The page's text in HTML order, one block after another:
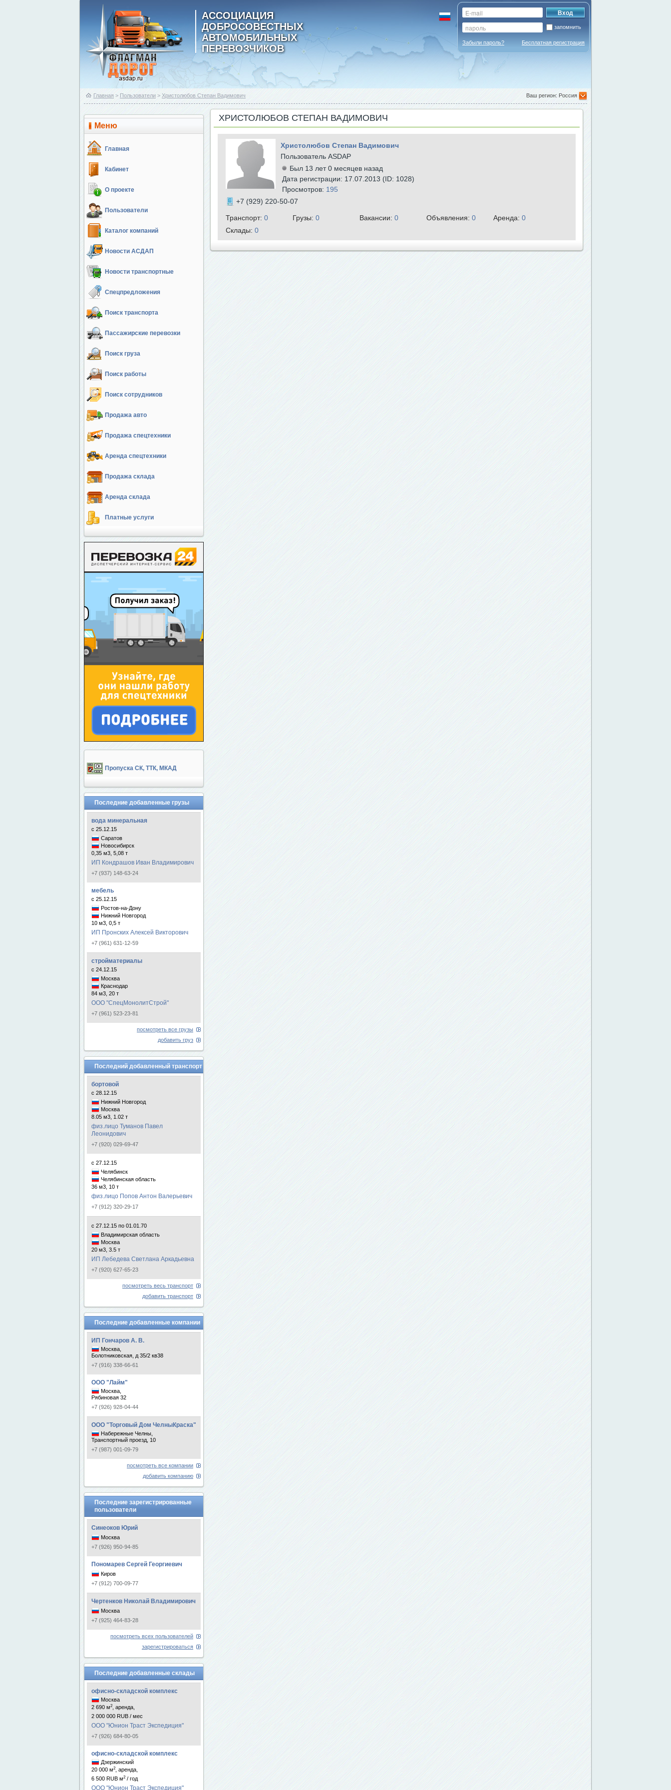
АССОЦИАЦИЯ
ДОБРОСОВЕСТНЫХ
АВТОМОБИЛЬНЫХ
ПЕРЕВОЗЧИКОВ
запомнить
Забыли пароль? Бесплатная регистрация
Главная > Пользователи > Христолюбов Степан Вадимович Ваш регион: Россия
Меню
Главная
Кабинет
О проекте
Пользователи
Каталог компаний
Новости АСДАП
Новости транспортные
Спецпредложения
Поиск транспорта
Пассажирские перевозки
Поиск груза
Поиск работы
Поиск сотрудников
Продажа авто
Продажа спецтехники
Аренда спецтехники
Продажа склада
Аренда склада
Платные услуги
Пропуска СК, ТТК, МКАД
Последние добавленные грузы
вода минеральная
с 25.12.15
Саратов
Новосибирск
0,35 м3, 5,08 т
ИП Кондрашов Иван Владимирович
+7 (937) 148-63-24
мебель
с 25.12.15
Ростов-на-Дону
Нижний Новгород
10 м3, 0,5 т
ИП Пронских Алексей Викторович
+7 (961) 631-12-59
стройматериалы
с 24.12.15
Москва
Краснодар
84 м3, 20 т
ООО "СпецМонолитСтрой"
+7 (961) 523-23-81
посмотреть все грузы
добавить груз
Последний добавленный транспорт
бортовой
с 28.12.15
Нижний Новгород
Москва
8.05 м3, 1.02 т
физ.лицо Туманов Павел
Леонидович
+7 (920) 029-69-47
с 27.12.15
Челябинск
Челябинская область
36 м3, 10 т
физ.лицо Попов Антон Валерьевич
+7 (912) 320-29-17
с 27.12.15 по 01.01.70
Владимирская область
Москва
20 м3, 3.5 т
ИП Лебедева Светлана Аркадьевна
+7 (920) 627-65-23
посмотреть весь транспорт
добавить транспорт
Последние добавленные компании
ИП Гончаров А. В.
Москва,
Болотниковская, д 35/2 кв38
+7 (916) 338-66-61
ООО "Лайм"
Москва,
Рябиновая 32
+7 (926) 928-04-44
ООО "Торговый Дом ЧелныКраска"
Набережные Челны,
Транспортный проезд, 10
+7 (987) 001-09-79
посмотреть все компании
добавить компанию
Последние зарегистрированные
пользователи
Синеоков Юрий
Москва
+7 (926) 950-94-85
Пономарев Сергей Георгиевич
Киров
+7 (912) 700-09-77
Чертенков Николай Владимирович
Москва
+7 (925) 464-83-28
посмотреть всех пользователей
зарегистрироваться
Последние добавленные склады
офисно-складской комплекс
Москва
2 690 м2
, аренда,
2 000 000 RUB / мес
ООО "Юнион Траст Экспедиция"
+7 (926) 684-80-05
офисно-складской комплекс
Дзержинский
20 000 м2
, аренда,
6 500 RUB м2 / год
ООО "Юнион Траст Экспедиция"
ХРИСТОЛЮБОВ СТЕПАН ВАДИМОВИЧ
Христолюбов Степан Вадимович
Пользователь ASDAP
Был 13 лет 0 месяцев назад
Дата регистрации: 17.07.2013 (ID: 1028)
Просмотров: 195
+7 (929) 220-50-07
Транспорт: 0 Грузы: 0 Вакансии: 0 Объявления: 0 Аренда: 0
Склады: 0